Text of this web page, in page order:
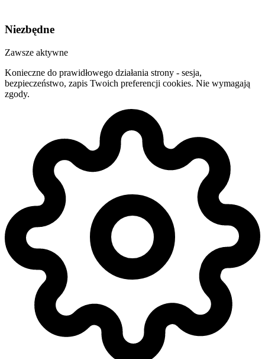
Niezbędne
Zawsze aktywne
Konieczne do prawidłowego działania strony - sesja,
bezpieczeństwo, zapis Twoich preferencji cookies. Nie wymagają
zgody.